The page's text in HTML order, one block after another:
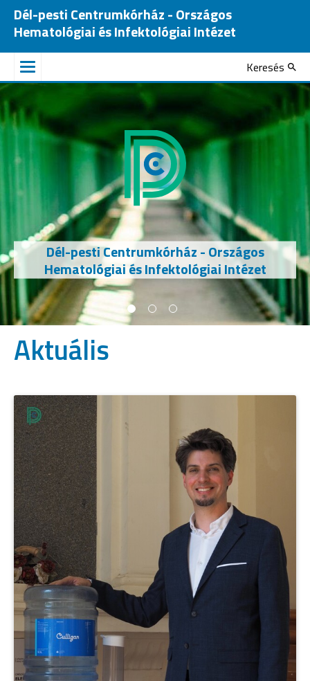
Dél-pesti Centrumkórház - Országos
Hematológiai és Infektológiai Intézet
Keresés
Dél-pesti Centrumkórház - Országos
Hematológiai és Infektológiai Intézet
Aktuális